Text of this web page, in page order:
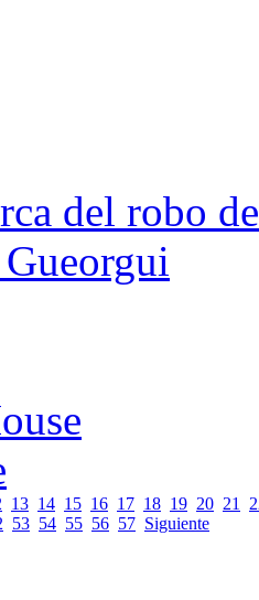
del robo
13 14 15 16 17 18 19 20 21
53 54 55 56 57 Siguiente